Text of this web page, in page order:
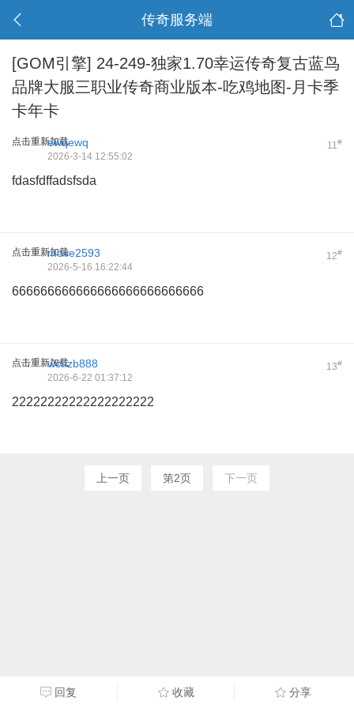
传奇服务端
[GOM引擎] 24-249-独家1.70幸运传奇复古蓝鸟
品牌大服三职业传奇商业版本-吃鸡地图-月卡季
卡年卡
点击重新加载 11#
ewqewq
2026-3-14 12:55:02
fdasfdffadsfsda
点击重新加载 12#
move2593
2026-5-16 16:22:44
666666666666666666666666666
点击重新加载 13#
wchzb888
2026-6-22 01:37:12
22222222222222222222
上一页 第2页 下一页
回复 收藏 分享